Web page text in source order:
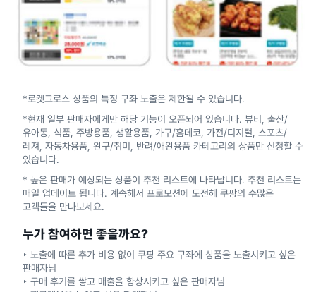
*로켓그로스 상품의 특정 구좌 노출은 제한될 수 있습니다.
*현재 일부 판매자에게만 해당 기능이 오픈되어 있습니다. 뷰티, 출산/
유아동, 식품, 주방용품, 생활용품, 가구/홈데코, 가전/디지털, 스포츠/
레져, 자동차용품, 완구/취미, 반려/애완용품 카테고리의 상품만 신청할 수
있습니다.
* 높은 판매가 예상되는 상품이 추천 리스트에 나타납니다. 추천 리스트는
매일 업데이트 됩니다. 계속해서 프로모션에 도전해 쿠팡의 수많은
고객들을 만나보세요.
누가 참여하면 좋을까요?
‣ 노출에 따른 추가 비용 없이 쿠팡 주요 구좌에 상품을 노출시키고 싶은
판매자님
‣ 구매 후기를 쌓고 매출을 향상시키고 싶은 판매자님